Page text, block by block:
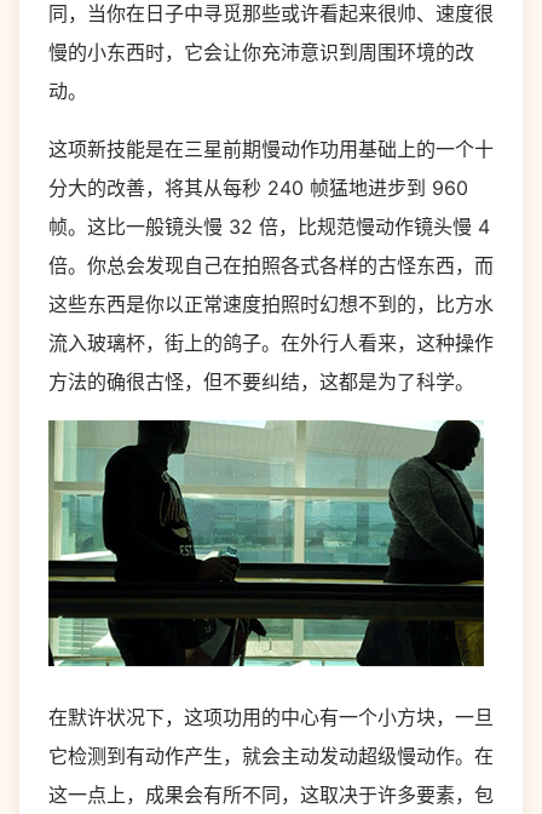
同，当你在日子中寻觅那些或许看起来很帅、速度很
慢的小东西时，它会让你充沛意识到周围环境的改
动。
这项新技能是在三星前期慢动作功用基础上的一个十
分大的改善，将其从每秒 240 帧猛地进步到 960
帧。这比一般镜头慢 32 倍，比规范慢动作镜头慢 4
倍。你总会发现自己在拍照各式各样的古怪东西，而
这些东西是你以正常速度拍照时幻想不到的，比方水
流入玻璃杯，街上的鸽子。在外行人看来，这种操作
方法的确很古怪，但不要纠结，这都是为了科学。
在默许状况下，这项功用的中心有一个小方块，一旦
它检测到有动作产生，就会主动发动超级慢动作。在
这一点上，成果会有所不同，这取决于许多要素，包